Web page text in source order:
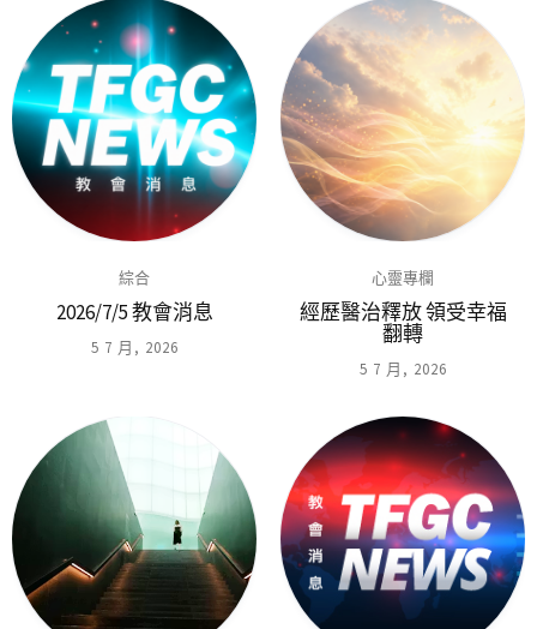
綜合
2026/7/5 教會消息
5 7 月, 2026
心靈專欄
經歷醫治釋放 領受幸福
翻轉
5 7 月, 2026